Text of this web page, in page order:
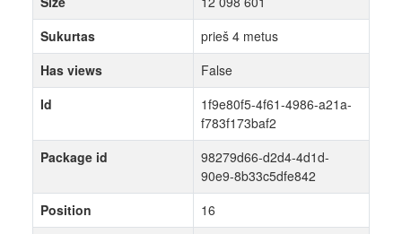
Sukurtas
prieš 4 metus
Has views
False
Id
1f9e80f5-4f61-4986-a21a-
f783f173baf2
Package id
98279d66-d2d4-4d1d-
90e9-8b33c5dfe842
Position
16